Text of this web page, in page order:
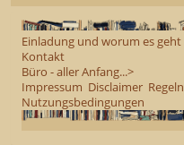
Einladung und worum es geht
Kontakt
Büro - aller Anfang...>
Impressum Disclaimer Regeln
Nutzungsbedingungen